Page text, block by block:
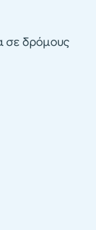
σε δρόμους